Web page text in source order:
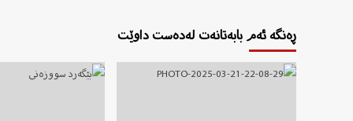
ڕەنگە ئەم بابەتانەت لەدەست داوێت